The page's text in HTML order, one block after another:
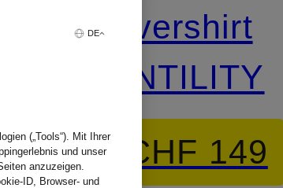
Overshirt
UNTILITY
CHF 149
DE
(„Tools“). Mit Ihrer
und unser
anzuzeigen.
ID, Browser- und